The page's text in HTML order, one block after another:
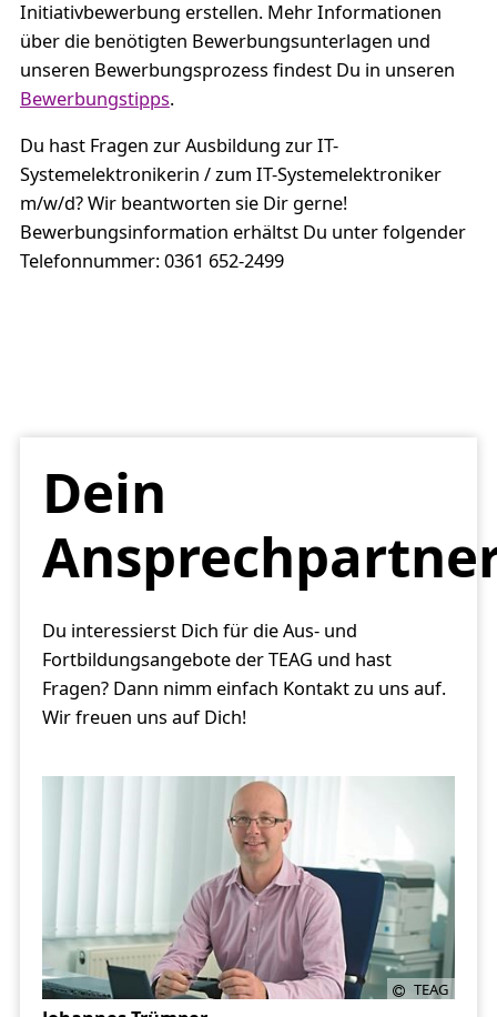
Initiativbewerbung erstellen. Mehr Informationen
über die benötigten Bewerbungsunterlagen und
unseren Bewerbungsprozess findest Du in unseren
Bewerbungstipps.
Du hast Fragen zur Ausbildung zur IT-
Systemelektronikerin / zum IT-Systemelektroniker
m/w/d? Wir beantworten sie Dir gerne!
Bewerbungsinformation erhältst Du unter folgender
Telefonnummer: 0361 652-2499
Dein
Du interessierst Dich für die Aus- und
Fortbildungsangebote der TEAG und hast
Fragen? Dann nimm einfach Kontakt zu uns auf.
Wir freuen uns auf Dich!
TEAG